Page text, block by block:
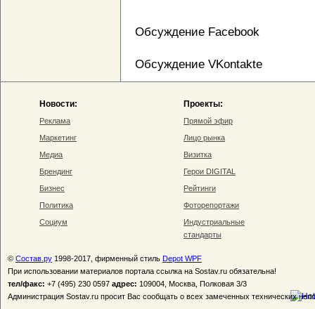
Обсуждение Facebook
Обсуждение VKontakte
Новости:
Реклама
Маркетинг
Медиа
Брендинг
Бизнес
Политика
Социум
Проекты:
Прямой эфир
Лицо рынка
Визитка
Герои DIGITAL
Рейтинги
Фоторепортажи
Индустриальные
стандарты
© Состав.ру 1998-2017, фирменный стиль Depot WPF
При использовании материалов портала ссылка на Sostav.ru обязательна!
тел/факс: +7 (495) 230 0597 адрес: 109004, Москва, Полковая 3/3
Администрация Sostav.ru просит Вас сообщать о всех замеченных технических